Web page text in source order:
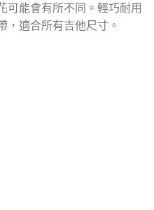
可能會有​​所不同。輕巧耐用
，適合所有吉他尺寸。